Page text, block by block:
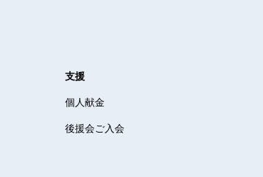
支援
個人献金
後援会ご入会